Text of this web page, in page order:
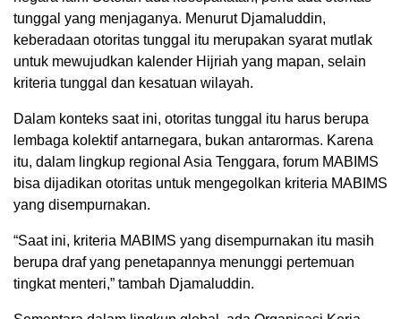
tunggal yang menjaganya. Menurut Djamaluddin,
keberadaan otoritas tunggal itu merupakan syarat mutlak
untuk mewujudkan kalender Hijriah yang mapan, selain
kriteria tunggal dan kesatuan wilayah.
Dalam konteks saat ini, otoritas tunggal itu harus berupa
lembaga kolektif antarnegara, bukan antarormas. Karena
itu, dalam lingkup regional Asia Tenggara, forum MABIMS
bisa dijadikan otoritas untuk mengegolkan kriteria MABIMS
yang disempurnakan.
“Saat ini, kriteria MABIMS yang disempurnakan itu masih
berupa draf yang penetapannya menunggi pertemuan
tingkat menteri,” tambah Djamaluddin.